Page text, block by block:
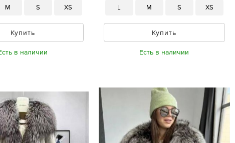
M S XS
Купить
в наличии
L M S XS
Купить
Есть в наличии